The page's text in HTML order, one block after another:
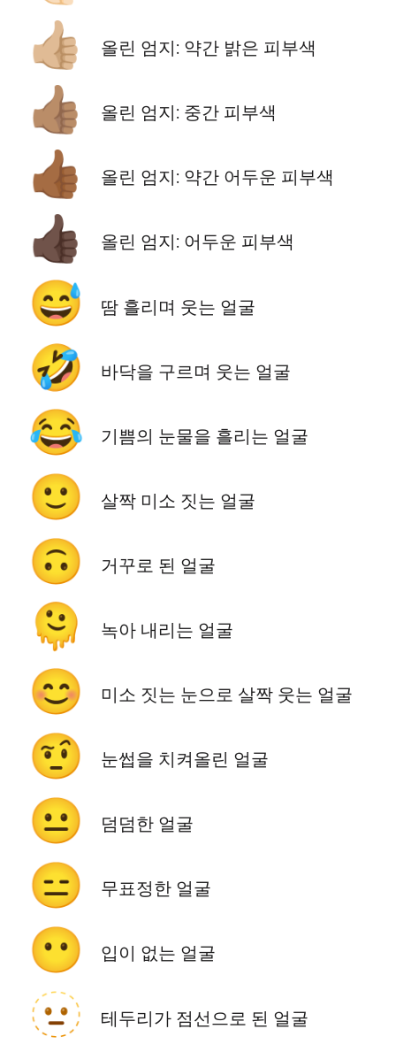
👍🏼 올린 엄지: 약간 밝은 피부색
👍🏽 올린 엄지: 중간 피부색
👍🏾 올린 엄지: 약간 어두운 피부색
👍🏿 올린 엄지: 어두운 피부색
😅 땀 흘리며 웃는 얼굴
🤣 바닥을 구르며 웃는 얼굴
😂 기쁨의 눈물을 흘리는 얼굴
🙂 살짝 미소 짓는 얼굴
🙃 거꾸로 된 얼굴
🫠 녹아 내리는 얼굴
😊 미소 짓는 눈으로 살짝 웃는 얼굴
🤨 눈썹을 치켜올린 얼굴
😐 덤덤한 얼굴
😑 무표정한 얼굴
😶 입이 없는 얼굴
🫥 테두리가 점선으로 된 얼굴